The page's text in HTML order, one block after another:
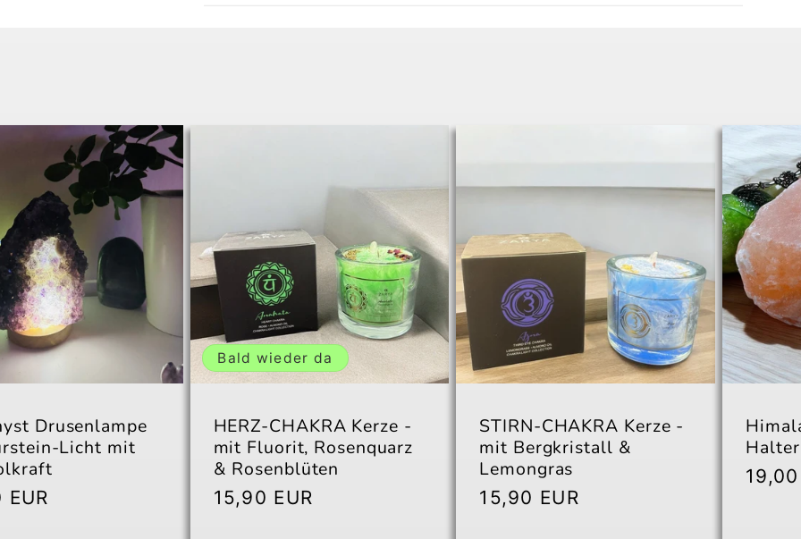
Drusenlampe
Licht mit
Bald wieder da
HERZ-CHAKRA Kerze -
mit Fluorit, Rosenquarz
& Rosenblüten
Normaler
15,90 EUR
STIRN-CHAKRA Kerze -
mit Bergkristall &
Lemongras
Normaler
15,90 EUR
Halter